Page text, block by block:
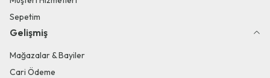
Sepetim
Gelişmiş
Mağazalar & Bayiler
Cari Ödeme